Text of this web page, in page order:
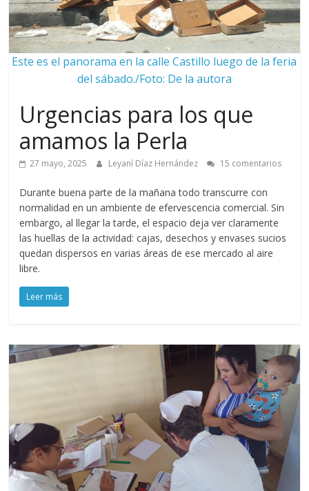
Este es el panorama en la calle Castillo luego de la feria
del sábado./Foto: De la autora
Urgencias para los que
amamos la Perla
27 mayo, 2025 Leyaní Díaz Hernández 15 comentarios
Durante buena parte de la mañana todo transcurre con
normalidad en un ambiente de efervescencia comercial. Sin
embargo, al llegar la tarde, el espacio deja ver claramente
las huellas de la actividad: cajas, desechos y envases sucios
quedan dispersos en varias áreas de ese mercado al aire
libre.
Leer más